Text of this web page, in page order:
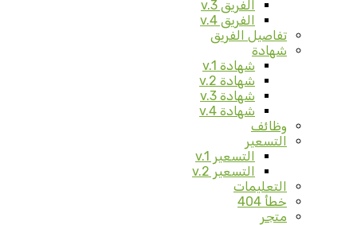
الفريق v.3
الفريق v.4
تفاصيل الفريق
شهادة
شهادة v.1
شهادة v.2
شهادة v.3
شهادة v.4
وظائف
التسعير
التسعير v.1
التسعير v.2
التعليمات
خطأ 404
متجر